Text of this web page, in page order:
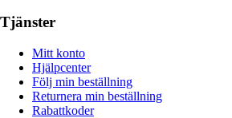
Tjänster
Mitt konto
Hjälpcenter
Följ min beställning
Returnera min beställning
Rabattkoder